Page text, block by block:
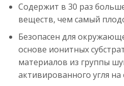
Содержит в 30 раз
веществ, чем самый
Безопасен для
основе ионитных
материалов из группы
активированного угля